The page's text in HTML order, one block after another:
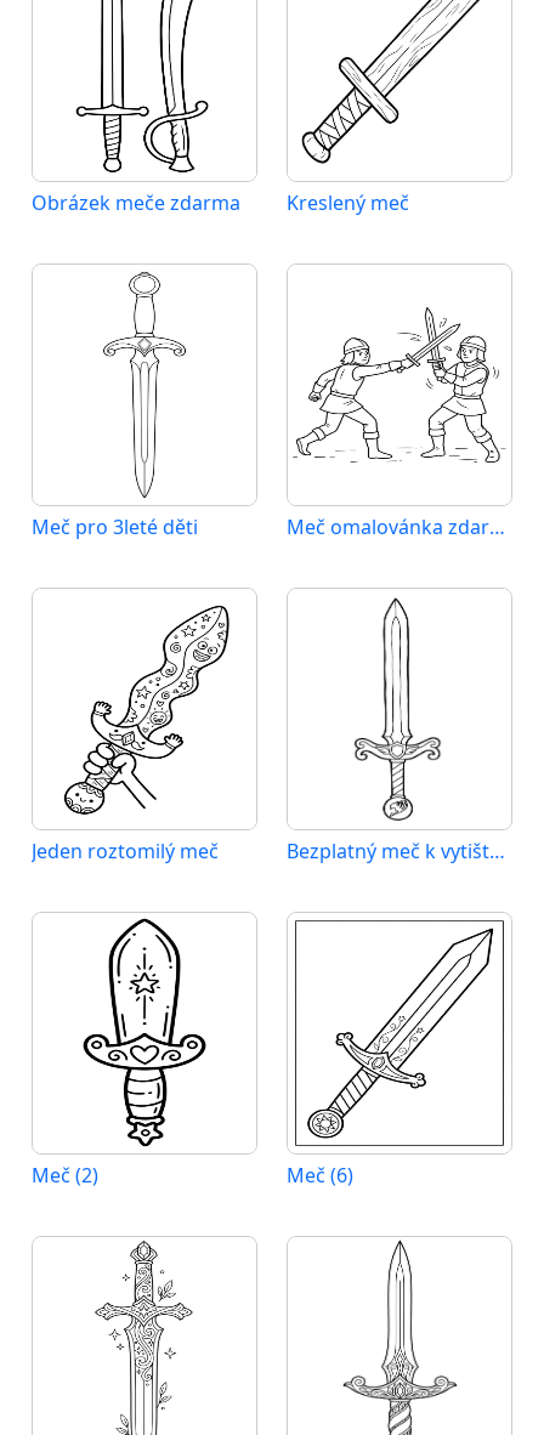
Obrázek meče zdarma Kreslený meč
Meč pro 3leté děti Meč omalovánka zdarma
Jeden roztomilý meč Bezplatný meč k vytištění
Meč (2) Meč (6)